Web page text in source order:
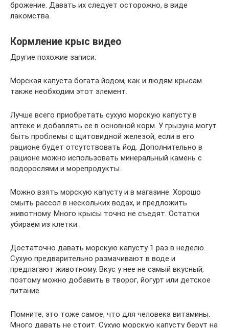
брожение. Давать их следует осторожно, в виде
лакомства.
Кормление крыс видео
Другие похожие записи:
Морская капуста богата йодом, как и людям крысам
также необходим этот элемент.
Лучше всего приобретать сухую морскую капусту в
аптеке и добавлять ее в основной корм. У грызуна могут
быть проблемы с щитовидной железой, если в его
рационе будет отсутствовать йод. Дополнительно в
рационе можно использовать минеральный камень с
водорослями и морепродукты.
Можно взять морскую капусту и в магазине. Хорошо
смыть рассол в нескольких водах, и предложить
животному. Много крысы точно не съедят. Остатки
убираем из клетки.
Достаточно давать морскую капусту 1 раз в неделю.
Сухую предварительно размачивают в воде и
предлагают животному. Вкус у нее не самый вкусный,
поэтому можно добавить в творог, йогурт или детское
питание.
Помните, это тоже самое, что для человека витамины.
Много давать не стоит. Сухую морскую капусту берут на